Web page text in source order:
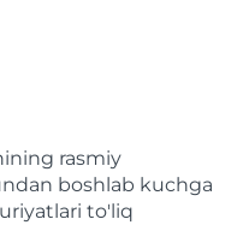
rasmiy
boshlab kuchga
to'liq